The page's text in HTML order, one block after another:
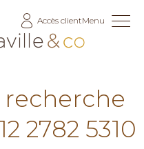
Accès clientMenu
recherche
2782 5310